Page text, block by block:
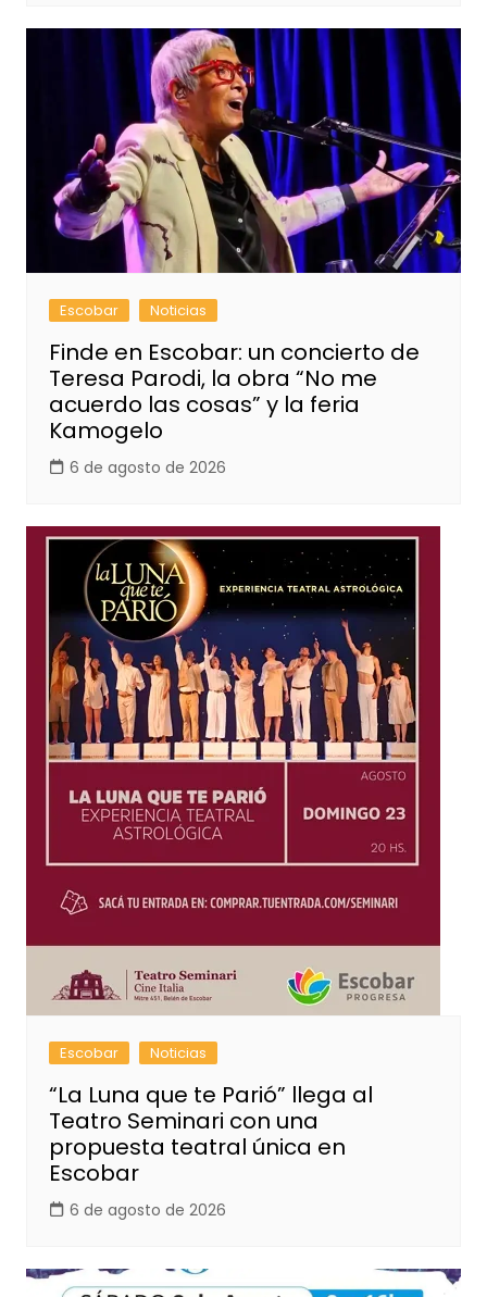
Escobar Noticias
Finde en Escobar: un concierto de
Teresa Parodi, la obra “No me
acuerdo las cosas” y la feria
Kamogelo
6 de agosto de 2026
Escobar Noticias
“La Luna que te Parió” llega al
Teatro Seminari con una
propuesta teatral única en
Escobar
6 de agosto de 2026